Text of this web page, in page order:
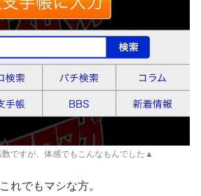
ですが、体感でもこんなもんでした▲
れでもマシな方。